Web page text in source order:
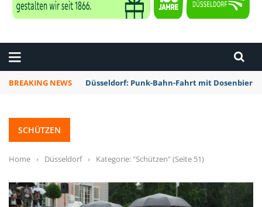
BREAKING NEWS Düsseldorf: Punk-Bahn-Fahrt mit Dosenbier
SCHÜTZEN
Home › Düsseldorf › Kategorie: "Schützen"(Seite 51)